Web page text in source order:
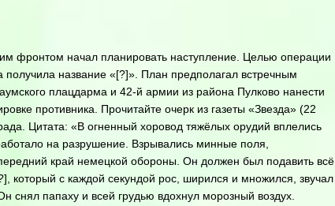
фронтом начал планировать наступление. Целью операции
название «[?]». План предполагал встречным
плацдарма и 42-й армии из района Пулково нанести
противника. Прочитайте очерк из газеты «Звезда» (22
Цитата: «В огненный хоровод тяжёлых орудий вплелись
на разрушение. Взрывались минные поля,
край немецкой обороны. Он должен был подавить всё
который с каждой секундой рос, ширился и множился, звучал
снял папаху и всей грудью вдохнул морозный воздух.